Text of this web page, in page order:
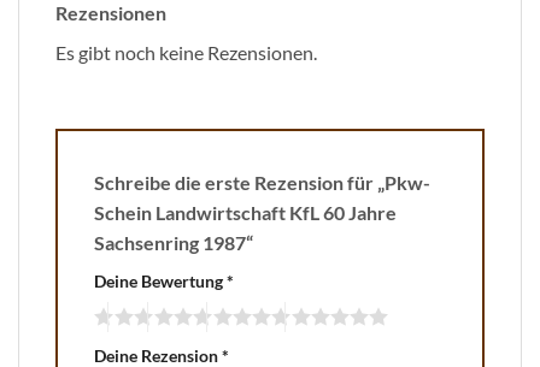
Rezensionen
Es gibt noch keine Rezensionen.
Schreibe die erste Rezension für „Pkw-
Schein Landwirtschaft KfL 60 Jahre
Sachsenring 1987“
Deine Bewertung*
Deine Rezension*